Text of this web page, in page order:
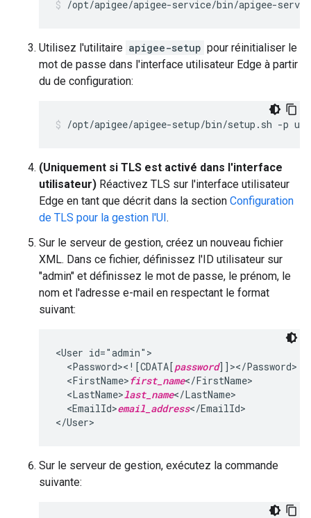
/opt/apigee/apigee-service/bin/apigee-
Utilisez l'utilitaire apigee-setup pour réinitialiser le
mot de passe dans l'interface utilisateur Edge à partir
du de configuration:
/opt/apigee/apigee-setup/bin/setup.sh -p
(Uniquement si TLS est activé dans l'interface
utilisateur) Réactivez TLS sur l'interface utilisateur
Edge en tant que décrit dans la section Configuration
de TLS pour la gestion l'UI.
Sur le serveur de gestion, créez un nouveau fichier
XML. Dans ce fichier, définissez l'ID utilisateur sur
"admin" et définissez le mot de passe, le prénom, le
nom et l'adresse e-mail en respectant le format
suivant:
<User id="admin">
  <Password><![CDATA[
password]]></Password>
  <FirstName>
first_name</FirstName>
  <LastName>
last_name</LastName>
  <EmailId>
email_address</EmailId>
</User>
Sur le serveur de gestion, exécutez la commande
suivante: